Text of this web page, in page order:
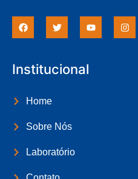
Institucional
Home
Sobre Nós
Laboratório